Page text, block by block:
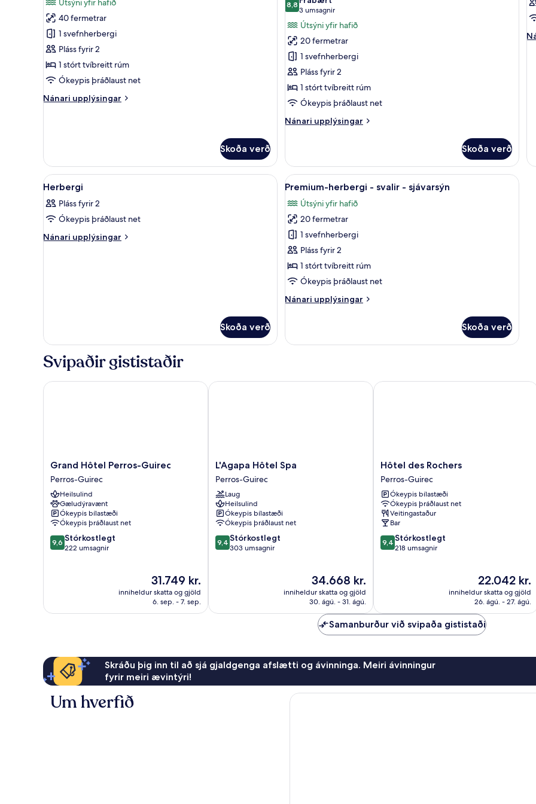
myndir
fyrir
Svíta
-
svalir
-
sjávarsýn
Útsýni yfir hafið
40 fermetrar
1 svefnherbergi
Pláss fyrir 2
1 stórt tvíbreitt rúm
Ókeypis þráðlaust net
Nánari upplýsingar
Nánari
-
sjávarsýn
Skoða verð
myndir
fyrir
Premium-
herbergi
-
sjávarsýn
8,88,8 af 10
3 umsagnir
(3
umsagnir)
Útsýni yfir hafið
20 fermetrar
1 svefnherbergi
Pláss fyrir 2
1 stórt tvíbreitt rúm
Ókeypis þráðlaust net
Nánari upplýsingar
Nánari
herbergi
sjávarsýn
Skoða verð
Skoða
allar
myndir
fyrir
Herbergi
Rúmföt af bestu gerð, öryggishólf í herbergi, skrifborð
6
Herbergi
Pláss fyrir 2
Ókeypis þráðlaust net
Nánari upplýsingar
Nánari
Skoða verð
Skoða
allar
myndir
fyrir
Premium-
herbergi
-
svalir
sjávarsýn
Rúmföt af bestu gerð, öryggishólf í
1
Premium-herbergi - svalir - sjávarsýn
Útsýni yfir hafið
20 fermetrar
1 svefnherbergi
Pláss fyrir 2
1 stórt tvíbreitt rúm
Ókeypis þráðlaust net
Nánari upplýsingar
Nánari
herbergi
sjávarsýn
Skoða verð
Svipaðir gististaðir
Grand
Hôtel
Perros-
Guirec
Perros-
Guirec
Grand Hôtel Perros-Guirec
Perros-Guirec
Heilsulind
Gæludýravænt
Ókeypis bílastæði
Ókeypis þráðlaust net
9.6
af
9,6 Stórkostlegt
222 umsagnir
Verðið
er
31.749 kr.
31.749 kr.
inniheldur skatta og gjöld
6. sep. - 7. sep.
Grand Hôtel Perros-Guirec
L'Agapa
Hôtel
Spa
Perros-
Guirec
L'Agapa Hôtel Spa
Perros-Guirec
Laug
Heilsulind
Ókeypis bílastæði
Ókeypis þráðlaust net
9.4
af
9,4 Stórkostlegt
303 umsagnir
Verðið
er
34.668 kr.
34.668 kr.
inniheldur skatta og gjöld
30. ágú. - 31. ágú.
L'Agapa Hôtel Spa
Hôtel
des
Rochers
Perros-
Guirec
Hôtel des Rochers
Perros-Guirec
Ókeypis bílastæði
Ókeypis þráðlaust net
Veitingastaður
Bar
9.4
af
9,4 Stórkostlegt
218 umsagnir
Verðið
er
22.042 kr.
22.042 kr.
inniheldur skatta og gjöld
26. ágú. - 27. ágú.
Hôtel des Rochers
Samanburður við svipaða gististaði
Skráðu þig inn til að sjá gjaldgenga afslætti og ávinninga. Meiri ávinningur
fyrir meiri ævintýri!
Um hverfið